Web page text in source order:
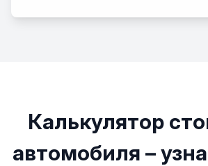
Калькулятор
автомобиля –